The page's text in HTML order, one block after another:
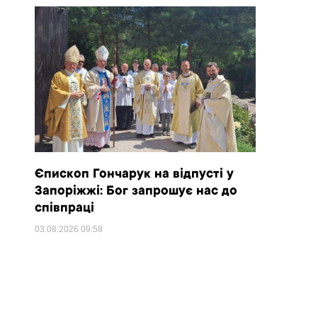
Єпископ Гончарук на відпусті у
Запоріжжі: Бог запрошує нас до
співпраці
03.08.2026 09:58